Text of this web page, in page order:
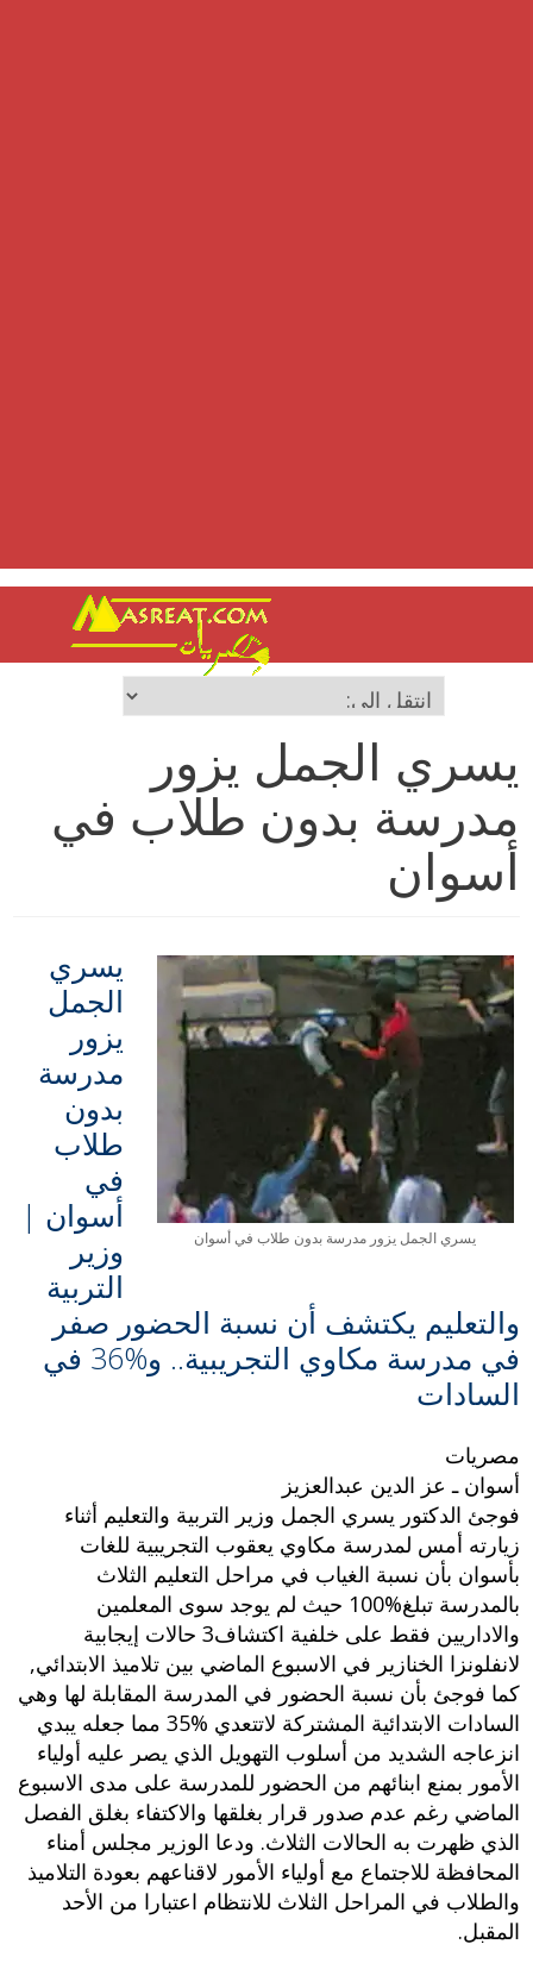
يسري الجمل يزور
مدرسة بدون طلاب في
أسوان
يسري الجمل يزور مدرسة بدون طلاب في أسوان
يسري
الجمل
يزور
مدرسة
بدون
طلاب
في
أسوان |
وزير
التربية
والتعليم يكتشف أن نسبة الحضور صفر
في مدرسة مكاوي التجريبية‏..‏ و‏36%‏ في
السادات
مصريات
أسوان ـ عز الدين عبدالعزيز‏‏
فوجئ الدكتور يسري الجمل وزير التربية والتعليم أثناء
زيارته أمس لمدرسة مكاوي يعقوب التجريبية للغات
بأسوان بأن نسبة الغياب في مراحل التعليم الثلاث
بالمدرسة تبلغ‏100%‏ حيث لم يوجد سوى المعلمين
والاداريين فقط على خلفية اكتشاف‏3‏ حالات إيجابية
لانفلونزا الخنازير في الاسبوع الماضي بين تلاميذ الابتدائي‏,‏
كما فوجئ بأن نسبة الحضور في المدرسة المقابلة لها وهي
السادات الابتدائية المشتركة لاتتعدي ‏35%‏ مما جعله يبدي
انزعاجه الشديد من أسلوب التهويل الذي يصر عليه أولياء
الأمور بمنع ابنائهم من الحضور للمدرسة على مدى الاسبوع
الماضي رغم عدم صدور قرار بغلقها والاكتفاء بغلق الفصل
الذي ظهرت به الحالات الثلاث‏.‏ ودعا الوزير مجلس أمناء
المحافظة للاجتماع مع أولياء الأمور لاقناعهم بعودة التلاميذ
والطلاب في المراحل الثلاث للانتظام اعتبارا من الأحد
المقبل‏.‏